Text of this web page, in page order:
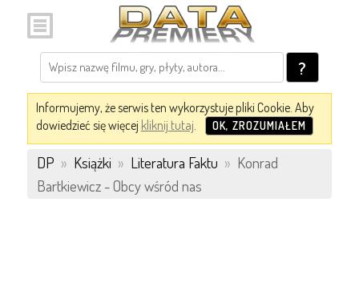
?
Informujemy, że serwis ten wykorzystuje pliki Cookie. Aby
dowiedzieć się więcej kliknij tutaj. OK, ZROZUMIAŁEM
DP » Książki » Literatura Faktu » Konrad
Bartkiewicz - Obcy wśród nas